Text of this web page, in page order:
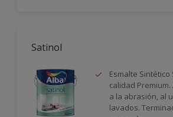
Satinol
Esmalte
calidad
a la abrasión, al
lavados.